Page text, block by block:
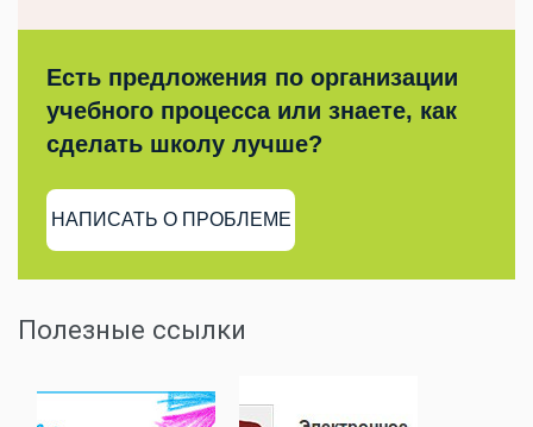
Есть предложения по организации
учебного процесса или знаете, как
сделать школу лучше?
НАПИСАТЬ О ПРОБЛЕМЕ
Полезные ссылки